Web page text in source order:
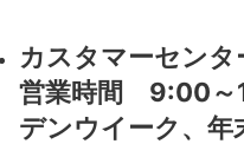
カスタマーセン
営業時間 9:00～
デンウイーク、年